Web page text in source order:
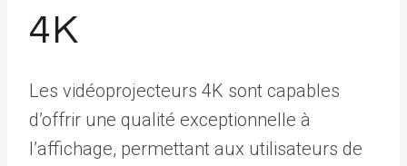
4K
Les vidéoprojecteurs 4K sont capables
d’offrir une qualité exceptionnelle à
l’affichage, permettant aux utilisateurs de